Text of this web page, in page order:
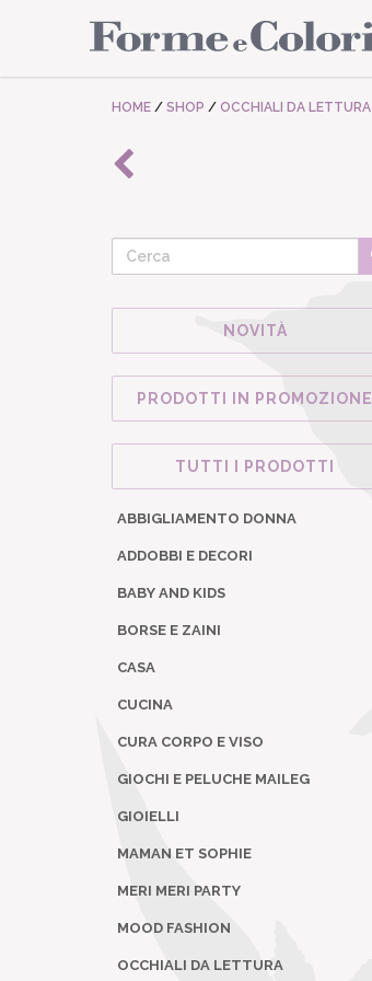
HOME / SHOP / OCCHIALI DA LETTURA
NOVITÀ
PRODOTTI IN PROMOZIONE
TUTTI I PRODOTTI
ABBIGLIAMENTO DONNA
ADDOBBI E DECORI
BABY AND KIDS
BORSE E ZAINI
CASA
CUCINA
CURA CORPO E VISO
GIOCHI E PELUCHE MAILEG
GIOIELLI
MAMAN ET SOPHIE
MERI MERI PARTY
MOOD FASHION
OCCHIALI DA LETTURA